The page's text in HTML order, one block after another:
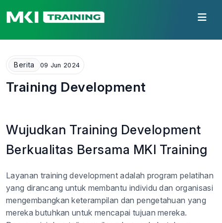
Berita 09 Jun 2024
Training Development
Wujudkan Training Development
Berkualitas Bersama MKI Training
Layanan training development adalah program pelatihan
yang dirancang untuk membantu individu dan organisasi
mengembangkan keterampilan dan pengetahuan yang
mereka butuhkan untuk mencapai tujuan mereka.